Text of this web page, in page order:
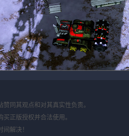
同其观点和对其真实性负责。
正版授权并合法使用。
解决！